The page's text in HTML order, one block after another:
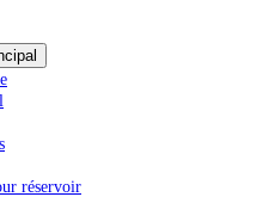
réservoir